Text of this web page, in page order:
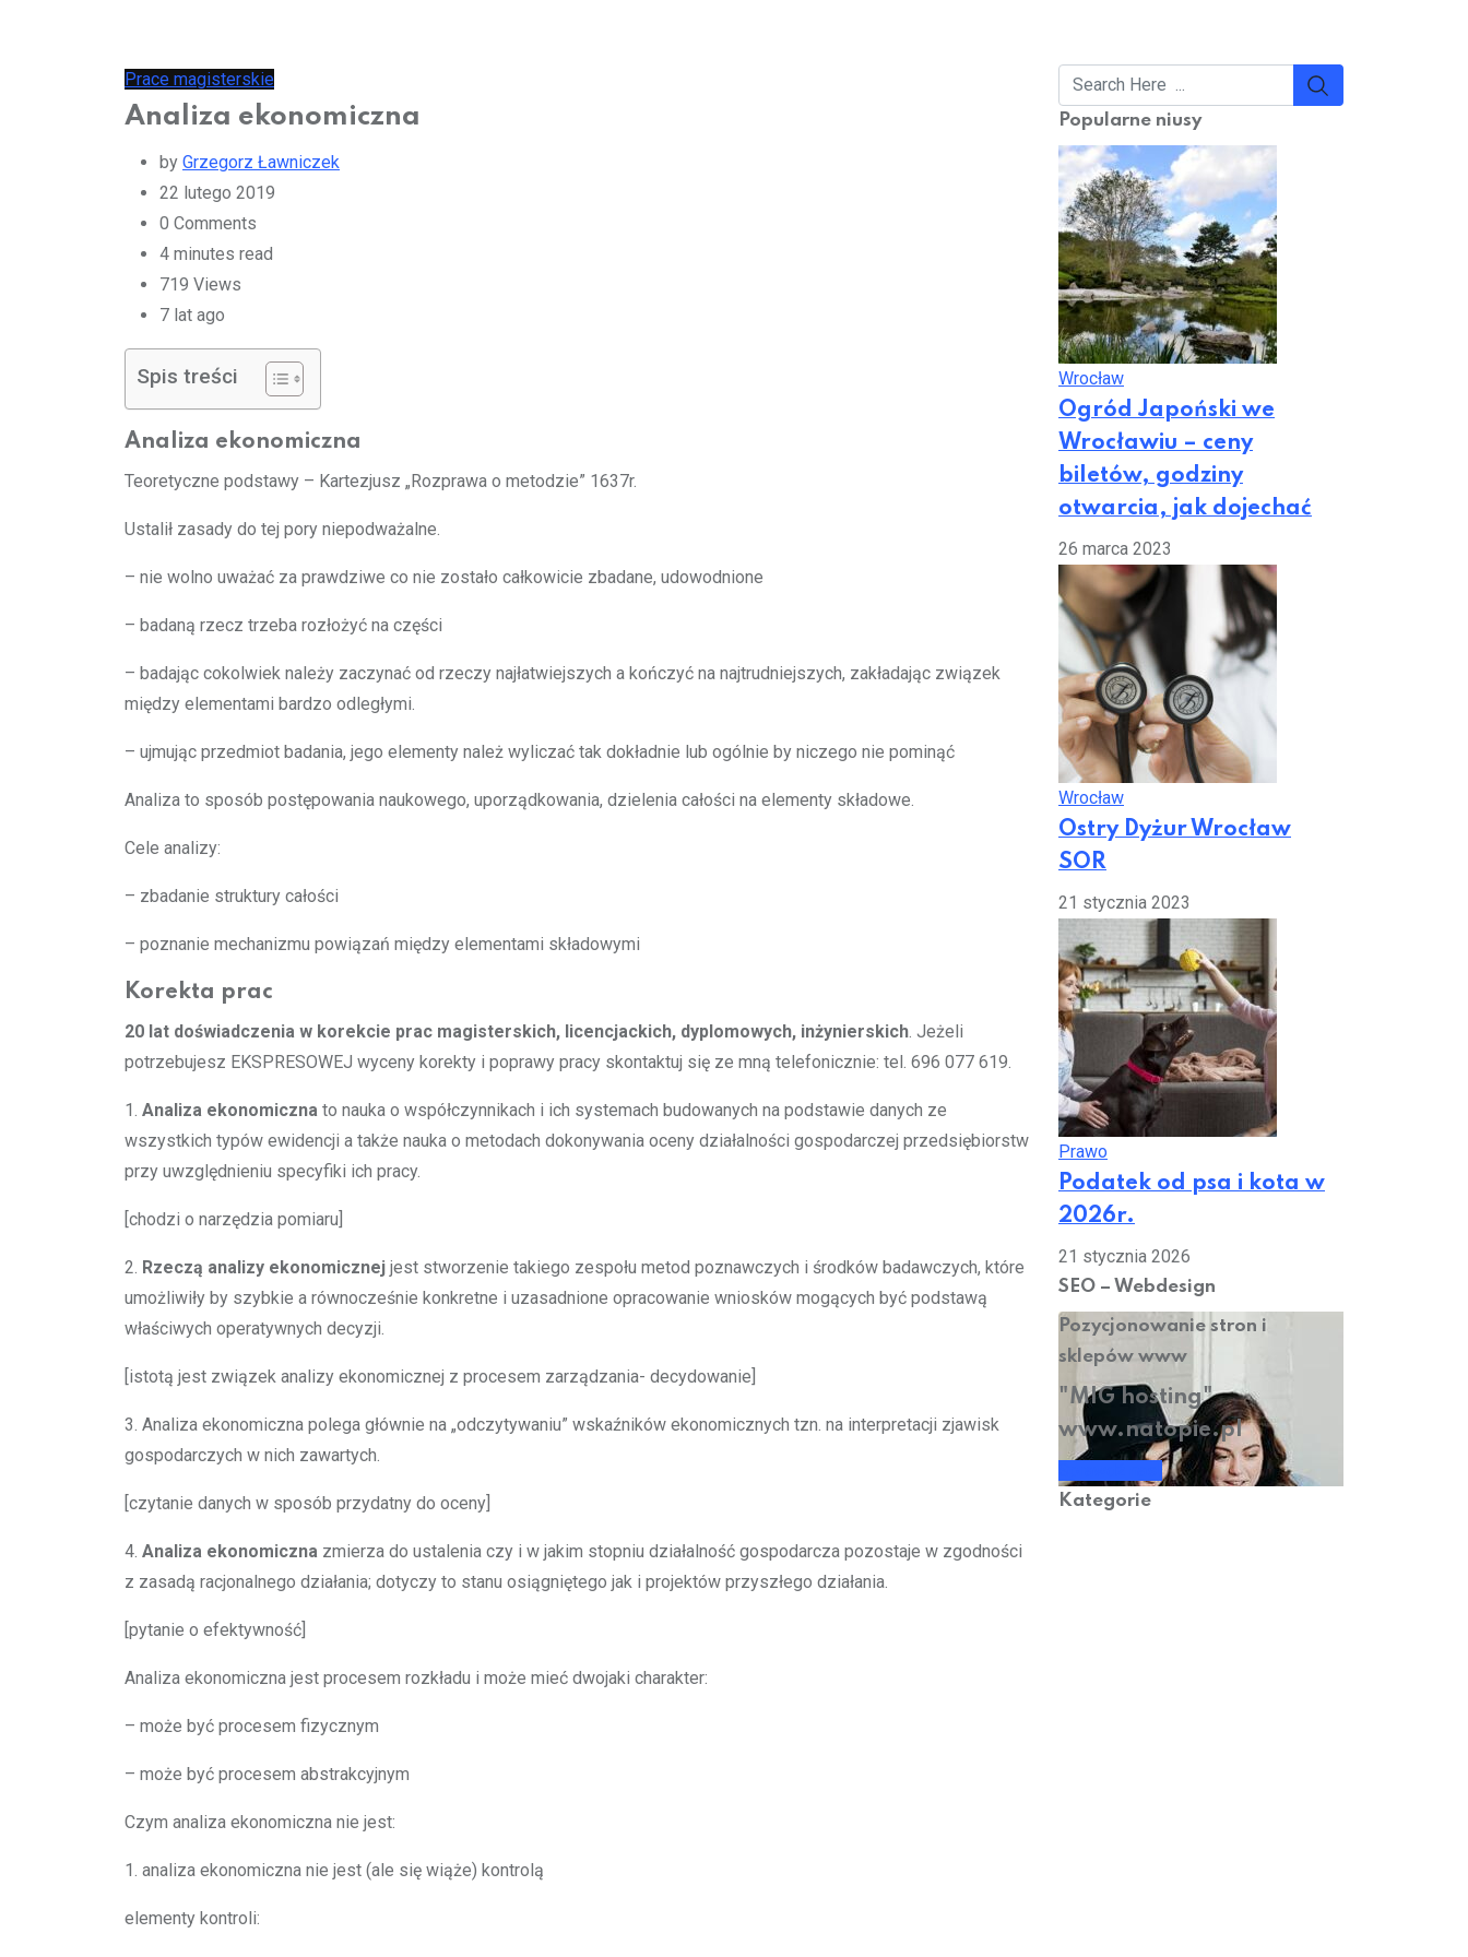
Prace magisterskie
Analiza ekonomiczna
by Grzegorz Ławniczek
22 lutego 2019
0 Comments
4 minutes read
719 Views
7 lat ago
Spis treści
Analiza ekonomiczna
Teoretyczne podstawy – Kartezjusz „Rozprawa o metodzie” 1637r.
Ustalił zasady do tej pory niepodważalne.
– nie wolno uważać za prawdziwe co nie zostało całkowicie zbadane, udowodnione
– badaną rzecz trzeba rozłożyć na części
– badając cokolwiek należy zaczynać od rzeczy najłatwiejszych a kończyć na najtrudniejszych, zakładając związek
między elementami bardzo odległymi.
– ujmując przedmiot badania, jego elementy należ wyliczać tak dokładnie lub ogólnie by niczego nie pominąć
Analiza to sposób postępowania naukowego, uporządkowania, dzielenia całości na elementy składowe.
Cele analizy:
– zbadanie struktury całości
– poznanie mechanizmu powiązań między elementami składowymi
Korekta prac
20 lat doświadczenia w korekcie prac magisterskich, licencjackich, dyplomowych, inżynierskich. Jeżeli
potrzebujesz EKSPRESOWEJ wyceny korekty i poprawy pracy skontaktuj się ze mną telefonicznie: tel. 696 077 619.
1. Analiza ekonomiczna to nauka o współczynnikach i ich systemach budowanych na podstawie danych ze
wszystkich typów ewidencji a także nauka o metodach dokonywania oceny działalności gospodarczej przedsiębiorstw
przy uwzględnieniu specyfiki ich pracy.
[chodzi o narzędzia pomiaru]
2. Rzeczą analizy ekonomicznej jest stworzenie takiego zespołu metod poznawczych i środków badawczych, które
umożliwiły by szybkie a równocześnie konkretne i uzasadnione opracowanie wniosków mogących być podstawą
właściwych operatywnych decyzji.
[istotą jest związek analizy ekonomicznej z procesem zarządzania- decydowanie]
3. Analiza ekonomiczna polega głównie na „odczytywaniu” wskaźników ekonomicznych tzn. na interpretacji zjawisk
gospodarczych w nich zawartych.
[czytanie danych w sposób przydatny do oceny]
4. Analiza ekonomiczna zmierza do ustalenia czy i w jakim stopniu działalność gospodarcza pozostaje w zgodności
z zasadą racjonalnego działania; dotyczy to stanu osiągniętego jak i projektów przyszłego działania.
[pytanie o efektywność]
Analiza ekonomiczna jest procesem rozkładu i może mieć dwojaki charakter:
– może być procesem fizycznym
– może być procesem abstrakcyjnym
Czym analiza ekonomiczna nie jest:
1. analiza ekonomiczna nie jest (ale się wiąże) kontrolą
elementy kontroli:
Popularne niusy
Wrocław
Ogród Japoński we
Wrocławiu – ceny
biletów, godziny
otwarcia, jak dojechać
26 marca 2023
Wrocław
Ostry Dyżur Wrocław
SOR
21 stycznia 2023
Prawo
Podatek od psa i kota w
2026r.
21 stycznia 2026
SEO – Webdesign
Pozycjonowanie stron i
sklepów www
"MIG hosting"
www.natopie.pl
Kategorie